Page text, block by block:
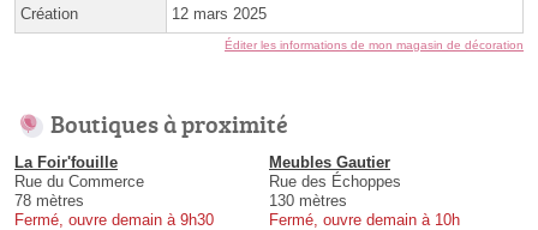
Création 12 mars 2025
Éditer les informations de mon magasin de décoration
Boutiques à proximité
La Foir'fouille
Rue du Commerce
78 mètres
Fermé, ouvre demain à 9h30
Meubles Gautier
Rue des Échoppes
130 mètres
Fermé, ouvre demain à 10h